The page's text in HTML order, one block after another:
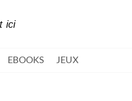
ici
EBOOKS JEUX